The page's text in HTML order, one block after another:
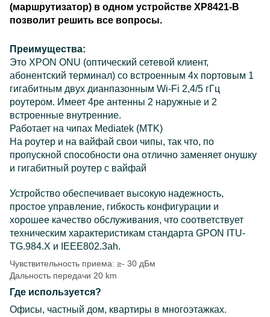
(маршрутизатор) в одном устройстве XP8421-B
позволит решить все вопросы.
Преимущества:
Это ХPON ONU (оптический сетевой клиент,
абонентский терминал) со встроенным 4х портовым 1
гигабитным двух дианпазонным Wi-Fi 2,4/5 гГц
роутером. Имеет 4ре антенны 2 наружные и 2
встроенные внутренние.
Работает на чипах Mediatek (MTK)
На роутер и на вайфай свои чипы, так что, по
пропускной способности она отлично заменяет онушку
и гигабитный роутер с вайфай
Устройство обеспечивает высокую надежность,
простое управление, гибкость конфигурации и
хорошее качество обслуживания, что соответствует
техническим характеристикам стандарта GPON ITU-
TG.984.X и IEEE802.3ah.
Чувствительность приема: ≥- 30 дБм
Дальность передачи 20 km
Где используется?
Офисы, частный дом, квартиры в многоэтажках.